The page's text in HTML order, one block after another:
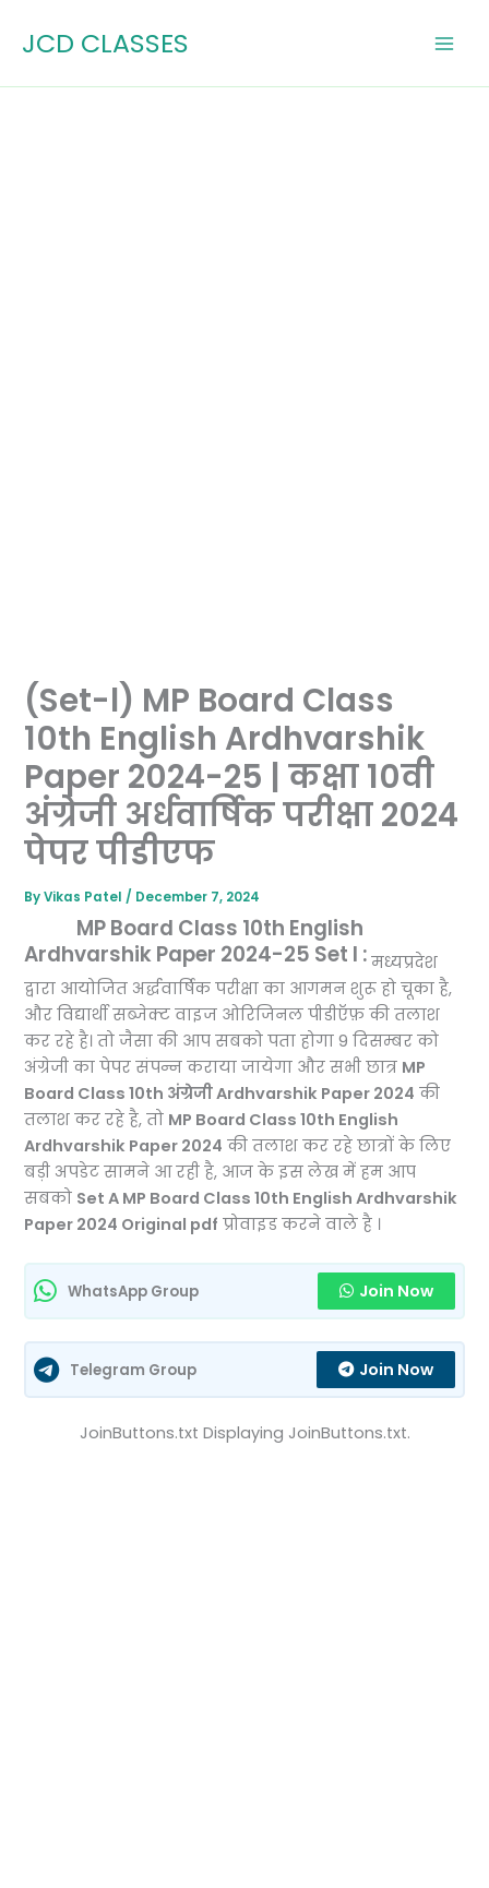
JCD CLASSES
(Set-l) MP Board Class
10th English Ardhvarshik
Paper 2024-25 | कक्षा 10वी
अंग्रेजी अर्धवार्षिक परीक्षा 2024
पेपर पीडीएफ
ByVikas Patel/ December 7, 2024
MP Board Class 10th English
Ardhvarshik Paper 2024-25 Set I : मध्यप्रदेश
द्वारा आयोजित अर्द्धवार्षिक परीक्षा का आगमन शुरू हो चूका है,
और विद्यार्थी सब्जेक्ट वाइज ओरिजिनल पीडीऍफ़ की तलाश
कर रहे है। तो जैसा की आप सबको पता होगा 9 दिसम्बर को
अंग्रेजी का पेपर संपन्न कराया जायेगा और सभी छात्र MP
Board Class 10th अंग्रेजी Ardhvarshik Paper 2024 की
तलाश कर रहे है, तो MP Board Class 10th English
Ardhvarshik Paper 2024 की तलाश कर रहे छात्रों के लिए
बड़ी अपडेट सामने आ रही है, आज के इस लेख में हम आप
सबको Set A MP Board Class 10th English Ardhvarshik
Paper 2024 Original pdf प्रोवाइड करने वाले है ।
WhatsApp Group Join Now
Telegram Group Join Now
JoinButtons.txt Displaying JoinButtons.txt.